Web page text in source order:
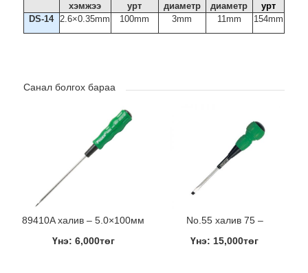
хэмжээ
урт
диаметр
диаметр
урт
DS-14 2.6×0.35mm 100mm 3mm 11mm 154mm
Санал болгох бараа
89410A халив – 5.0×100мм
Үнэ: 6,000төг
No.55 халив 75 –
Үнэ: 15,000төг